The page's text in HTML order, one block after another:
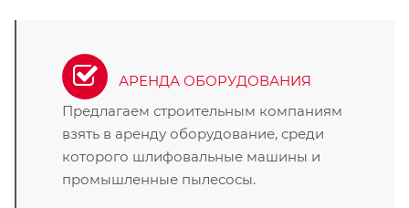
АРЕНДА ОБОРУДОВАНИЯ
Предлагаем строительным компаниям
взять в аренду оборудование, среди
которого шлифовальные машины и
промышленные пылесосы.